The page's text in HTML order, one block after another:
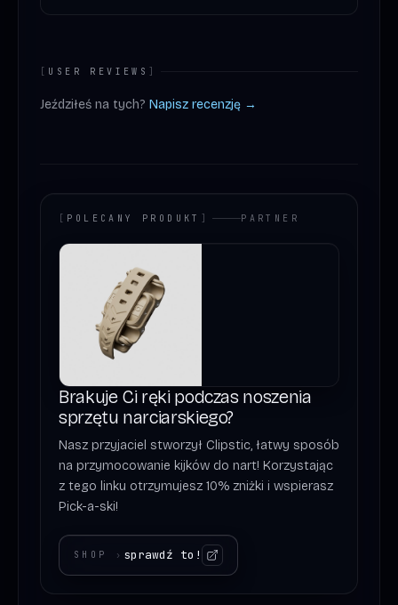
[ USER REVIEWS ]
Jeździłeś na tych? Napisz recenzję →
[ POLECANY PRODUKT ] PARTNER
Brakuje Ci ręki podczas noszenia
sprzętu narciarskiego?
Nasz przyjaciel stworzył Clipstic, łatwy sposób
na przymocowanie kijków do nart! Korzystając
z tego linku otrzymujesz 10% zniżki i wspierasz
Pick-a-ski!
SHOP › sprawdź to!